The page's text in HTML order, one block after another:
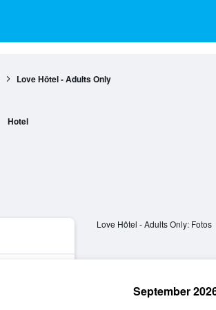
Love Hôtel - Adults Only
Hotel
Love Hôtel - Adults Only: Fotos
September